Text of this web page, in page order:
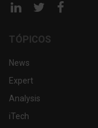
Página Página
TÓPICOS
News
Expert
Analysis
iTech